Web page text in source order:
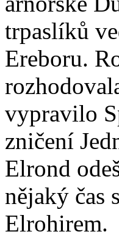
trpaslíků
Ereboru.
vypravilo
zničení
Elrond
nějaký čas
Elrohirem.